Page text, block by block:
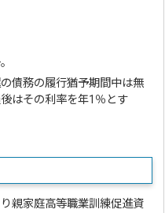
債務の履行猶予期間中は無
はその利率を年1％とす
親家庭高等職業訓練促進資